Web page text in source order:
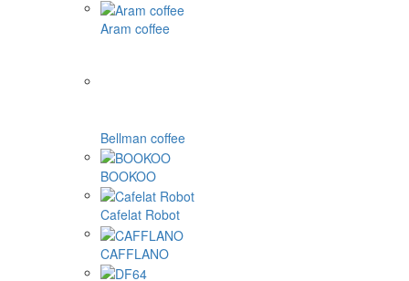
Aram coffee
Bellman coffee
BOOKOO
Cafelat Robot
CAFFLANO